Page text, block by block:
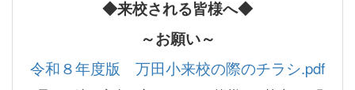
◆来校される皆様へ◆
～お願い～
令和８年度版 万田小来校の際のチラシ.pdf